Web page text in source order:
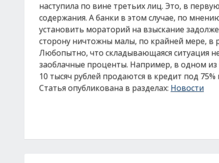
наступила по вине третьих лиц. Это, в
содержания. А банки в этом случае, по
установить мораторий на взыскание
сторону ничтожны малы, по крайней мере, в
Любопытно, что складывающаяся ситуация
заоблачные проценты. Например, в одном из
10 тысяч рублей продаются в кредит под
Статья опубликована в разделах: Новости